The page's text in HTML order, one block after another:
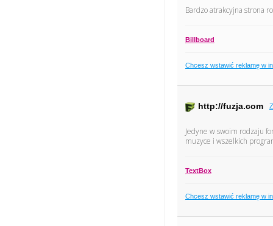
Bardzo atrakcyjna strona
Billboard
Chcesz wstawić reklamę w
http://fuzja.com
Jedyne w swoim rodzaju
muzyce i wszelkich
TextBox
Chcesz wstawić reklamę w